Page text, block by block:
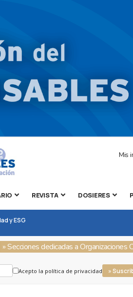
Mis
REVISTA DOSIERES
y ESG
» Secciones dedicadas a Organizaciones
Acepto la política de privacidad »